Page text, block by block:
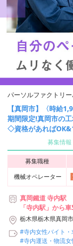
パーソルファクトリ
【真岡市】〈時給
期間限定!真岡市の
◇資格があればOK&
募集情報
募集職種
機械オペレーター
真岡鐵道 寺内駅
「寺内駅」から
★自転車、バイク
栃木県栃木県真岡市
#寺内女性バイト・
#寺内運送・物流女